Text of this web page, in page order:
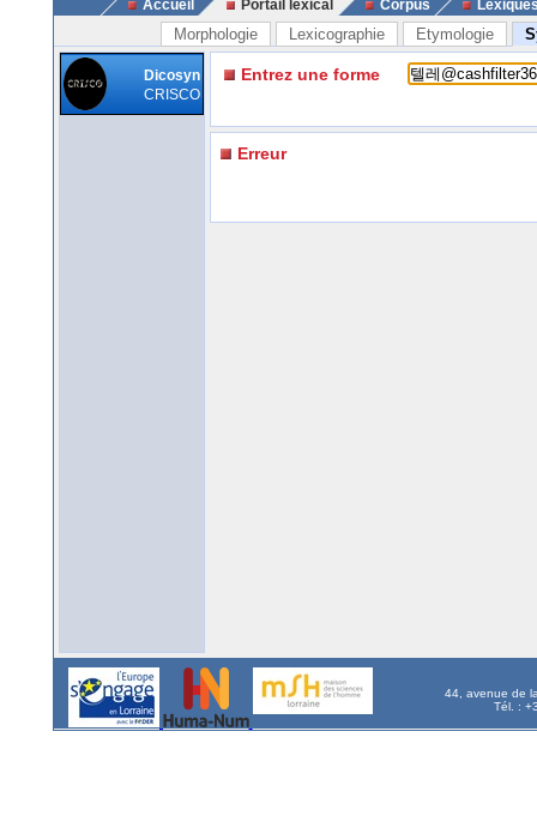
Accueil Portail lexical Corpus
Morphologie Lexicographie Etymologie
Dicosyn
CRISCO
Entrez une forme
Erreur
44, avenue de
Tél. :